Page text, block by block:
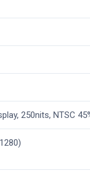
250nits, NTSC